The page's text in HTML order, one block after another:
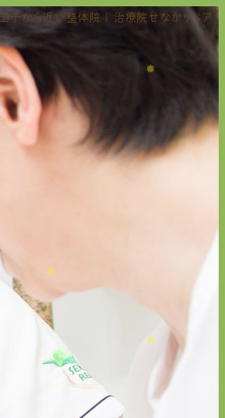
から近い整体院 | 治療院せなかリペア